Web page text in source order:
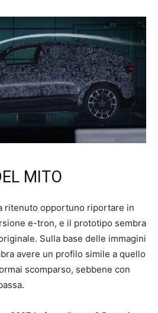
MITO
ritenuto opportuno riportare in
e-tron, e il prototipo sembra
Sulla base delle immagini
avere un profilo simile a quello
scomparso, sebbene con